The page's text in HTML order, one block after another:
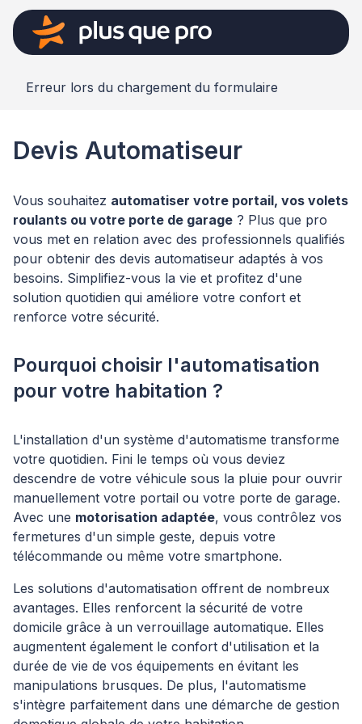
Erreur lors du chargement du formulaire
Devis Automatiseur
Vous souhaitez automatiser votre portail, vos volets
roulants ou votre porte de garage ? Plus que pro
vous met en relation avec des professionnels qualifiés
pour obtenir des devis automatiseur adaptés à vos
besoins. Simplifiez-vous la vie et profitez d'une
solution quotidien qui améliore votre confort et
renforce votre sécurité.
Pourquoi choisir l'automatisation
pour votre habitation ?
L'installation d'un système d'automatisme transforme
votre quotidien. Fini le temps où vous deviez
descendre de votre véhicule sous la pluie pour ouvrir
manuellement votre portail ou votre porte de garage.
Avec une motorisation adaptée, vous contrôlez vos
fermetures d'un simple geste, depuis votre
télécommande ou même votre smartphone.
Les solutions d'automatisation offrent de nombreux
avantages. Elles renforcent la sécurité de votre
domicile grâce à un verrouillage automatique. Elles
augmentent également le confort d'utilisation et la
durée de vie de vos équipements en évitant les
manipulations brusques. De plus, l'automatisme
s'intègre parfaitement dans une démarche de gestion